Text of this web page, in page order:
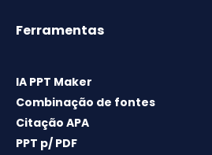
Ferramentas
IA PPT Maker
Combinação de fontes
Citação APA
PPT p/ PDF